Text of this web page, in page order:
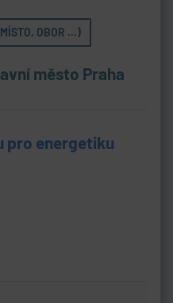
OBOR ...)
město Praha
pro energetiku